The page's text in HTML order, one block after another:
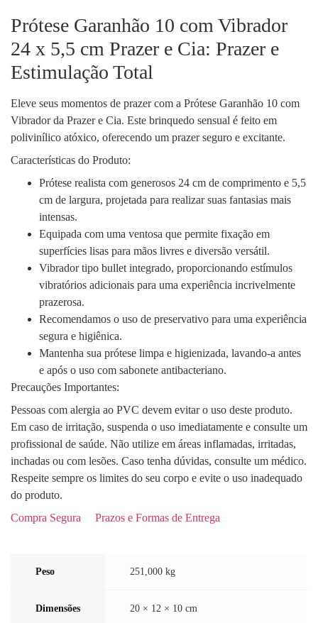
Prótese Garanhão 10 com Vibrador
24 x 5,5 cm Prazer e Cia: Prazer e
Estimulação Total
Eleve seus momentos de prazer com a Prótese Garanhão 10 com
Vibrador da Prazer e Cia. Este brinquedo sensual é feito em
polivinílico atóxico, oferecendo um prazer seguro e excitante.
Características do Produto:
Prótese realista com generosos 24 cm de comprimento e 5,5
cm de largura, projetada para realizar suas fantasias mais
intensas.
Equipada com uma ventosa que permite fixação em
superfícies lisas para mãos livres e diversão versátil.
Vibrador tipo bullet integrado, proporcionando estímulos
vibratórios adicionais para uma experiência incrivelmente
prazerosa.
Recomendamos o uso de preservativo para uma experiência
segura e higiênica.
Mantenha sua prótese limpa e higienizada, lavando-a antes
e após o uso com sabonete antibacteriano.
Precauções Importantes:
Pessoas com alergia ao PVC devem evitar o uso deste produto.
Em caso de irritação, suspenda o uso imediatamente e consulte um
profissional de saúde. Não utilize em áreas inflamadas, irritadas,
inchadas ou com lesões. Caso tenha dúvidas, consulte um médico.
Respeite sempre os limites do seu corpo e evite o uso inadequado
do produto.
Compra Segura
Prazos e Formas de Entrega
Peso 251,000 kg
Dimensões 20 × 12 × 10 cm